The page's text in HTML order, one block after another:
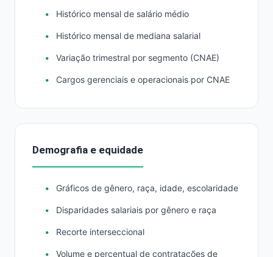
Histórico mensal de salário médio
Histórico mensal de mediana salarial
Variação trimestral por segmento (CNAE)
Cargos gerenciais e operacionais por CNAE
Demografia e equidade
Gráficos de gênero, raça, idade, escolaridade
Disparidades salariais por gênero e raça
Recorte interseccional
Volume e percentual de contratações de